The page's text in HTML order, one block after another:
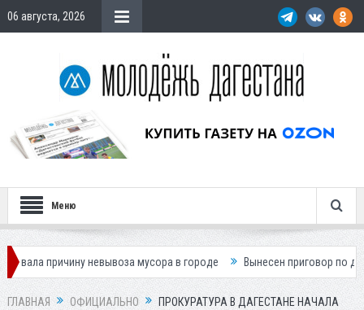
06 августа, 2026
Меню
невывоза мусора в городе Вынесен приговор по делу о
ГЛАВНАЯ ОФИЦИАЛЬНО
ПРОКУРАТУРА В ДАГЕСТАНЕ НАЧАЛА